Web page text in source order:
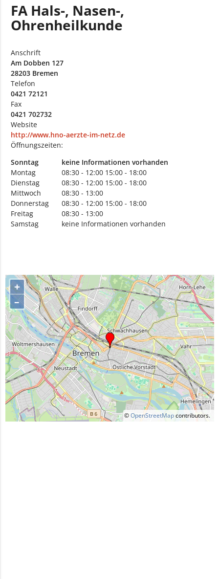
FA Hals-, Nasen-,
Ohrenheilkunde
Anschrift
Am Dobben 127
28203 Bremen
Telefon
0421 72121
Fax
0421 702732
Website
http://www.hno-aerzte-im-netz.de
Öffnungszeiten:
Sonntag
keine Informationen vorhanden
Montag
08:30 - 12:00 15:00 - 18:00
Dienstag
08:30 - 12:00 15:00 - 18:00
Mittwoch
08:30 - 13:00
Donnerstag
08:30 - 12:00 15:00 - 18:00
Freitag
08:30 - 13:00
Samstag
keine Informationen vorhanden
+
–
©OpenStreetMapcontributors.